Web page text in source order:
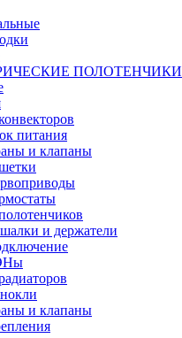
ПОЛОТЕНЧИКИ
питания
и клапаны
и держатели
и клапаны